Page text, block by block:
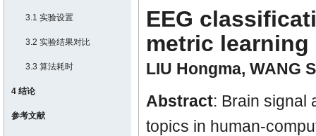
3.1 实验设置
3.2 实验结果对比
3.3 算法耗时
4 结论
参考文献
EEG
metric learning
LIU Hongma, WANG
Abstract: Brain signal
topics in human-